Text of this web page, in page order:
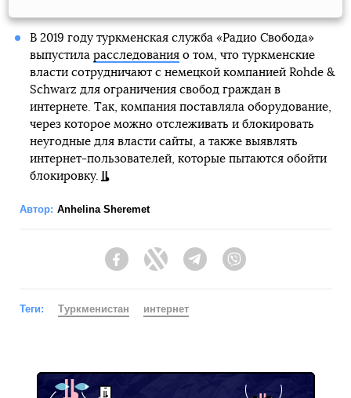
В 2019 году туркменская служба «Радио Свобода»
выпустила расследованияо том, что туркменские
власти сотрудничают с немецкой компанией Rohde &
Schwarz для ограничения свобод граждан в
интернете. Так, компания поставляла оборудование,
через которое можно отслеживать и блокировать
неугодные для власти сайты, а также выявлять
интернет-пользователей, которые пытаются обойти
блокировку.
Автор: Anhelina Sheremet
FacebookTwitter Telegram
Теги: Туркменистан интернет